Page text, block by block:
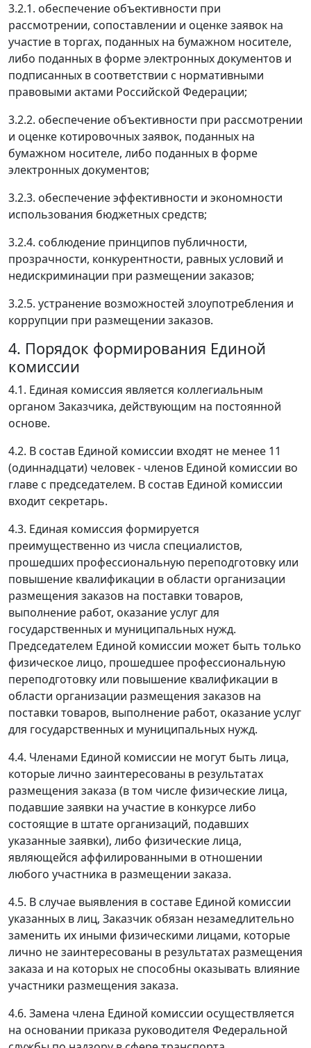
3.2.1. обеспечение объективности при
рассмотрении, сопоставлении и оценке заявок на
участие в торгах, поданных на бумажном носителе,
либо поданных в форме электронных документов и
подписанных в соответствии с нормативными
правовыми актами Российской Федерации;
3.2.2. обеспечение объективности при рассмотрении
и оценке котировочных заявок, поданных на
бумажном носителе, либо поданных в форме
электронных документов;
3.2.3. обеспечение эффективности и экономности
использования бюджетных средств;
3.2.4. соблюдение принципов публичности,
прозрачности, конкурентности, равных условий и
недискриминации при размещении заказов;
3.2.5. устранение возможностей злоупотребления и
коррупции при размещении заказов.
4. Порядок формирования Единой
комиссии
4.1. Единая комиссия является коллегиальным
органом Заказчика, действующим на постоянной
основе.
4.2. В состав Единой комиссии входят не менее 11
(одиннадцати) человек - членов Единой комиссии во
главе с председателем. В состав Единой комиссии
входит секретарь.
4.3. Единая комиссия формируется
преимущественно из числа специалистов,
прошедших профессиональную переподготовку или
повышение квалификации в области организации
размещения заказов на поставки товаров,
выполнение работ, оказание услуг для
государственных и муниципальных нужд.
Председателем Единой комиссии может быть только
физическое лицо, прошедшее профессиональную
переподготовку или повышение квалификации в
области организации размещения заказов на
поставки товаров, выполнение работ, оказание услуг
для государственных и муниципальных нужд.
4.4. Членами Единой комиссии не могут быть лица,
которые лично заинтересованы в результатах
размещения заказа (в том числе физические лица,
подавшие заявки на участие в конкурсе либо
состоящие в штате организаций, подавших
указанные заявки), либо физические лица,
являющейся аффилированными в отношении
любого участника в размещении заказа.
4.5. В случае выявления в составе Единой комиссии
указанных в лиц, Заказчик обязан незамедлительно
заменить их иными физическими лицами, которые
лично не заинтересованы в результатах размещения
заказа и на которых не способны оказывать влияние
участники размещения заказа.
4.6. Замена члена Единой комиссии осуществляется
на основании приказа руководителя Федеральной